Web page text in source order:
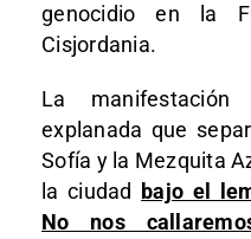
genocidio en la
Cisjordania.
La
explanada que
Sofía y la Mezquita
la ciudad bajo el
No nos